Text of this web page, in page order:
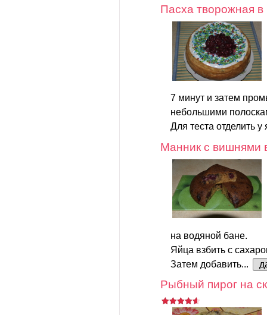
Пасха творожная в
7 минут и затем
небольшими
Для теста отделить
Манник с вишнями
на водяной бане.
Яйца взбить с
Затем добавить...
Рыбный пирог на